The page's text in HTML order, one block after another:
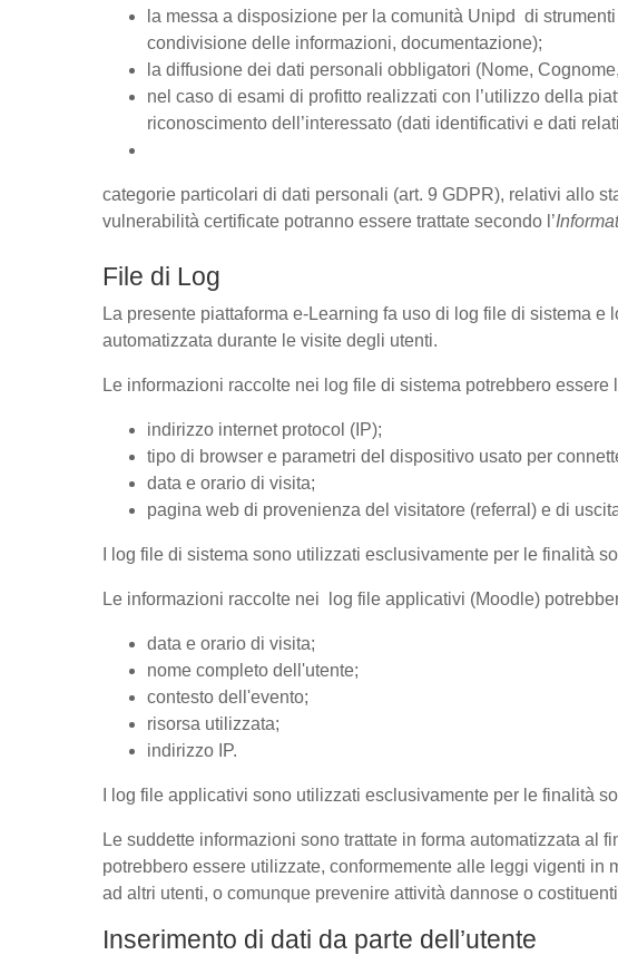
la messa a disposizione per la comunità Unipd di
condivisione delle informazioni, documentazione);
la diffusione dei dati personali obbligatori (Nome,
nel caso di esami di profitto realizzati con l’utilizzo della
riconoscimento dell’interessato (dati identificativi e dati
categorie particolari di dati personali (art. 9 GDPR), relativi allo
vulnerabilità certificate potranno essere trattate secondo l’
File di Log
La presente piattaforma e-Learning fa uso di log file di sistema
automatizzata durante le visite degli utenti.
Le informazioni raccolte nei log file di sistema potrebbero essere
indirizzo internet protocol (IP);
tipo di browser e parametri del dispositivo usato per
data e orario di visita;
pagina web di provenienza del visitatore (referral) e di
I log file di sistema sono utilizzati esclusivamente per le finalità
Le informazioni raccolte nei log file applicativi (Moodle)
data e orario di visita;
nome completo dell'utente;
contesto dell'evento;
risorsa utilizzata;
indirizzo IP.
I log file applicativi sono utilizzati esclusivamente per le finalità
Le suddette informazioni sono trattate in forma automatizzata
potrebbero essere utilizzate, conformemente alle leggi vigenti
ad altri utenti, o comunque prevenire attività dannose o
Inserimento di dati da parte dell’utente